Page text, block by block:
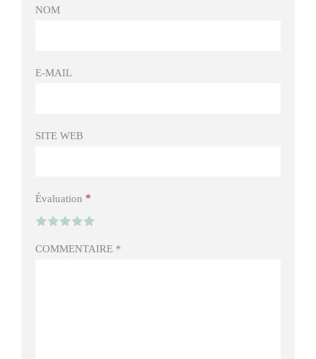
NOM
E-MAIL
SITE WEB
Évaluation *
COMMENTAIRE *